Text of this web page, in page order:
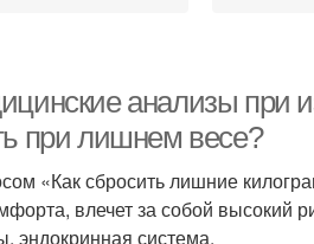
анализы при
при лишнем весе?
«Как сбросить лишние
влечет за собой высокий
эндокринная система.